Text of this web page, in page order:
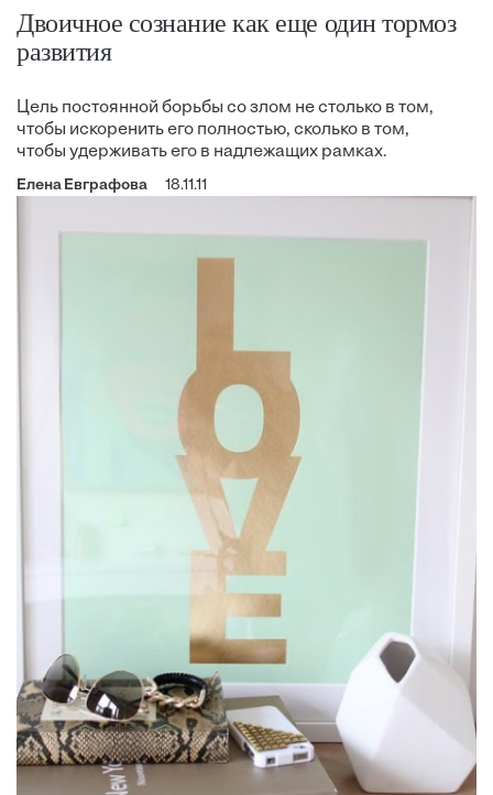
Двоичное сознание как еще один тормоз
развития
Цель постоянной борьбы со злом не столько в том,
чтобы искоренить его полностью, сколько в том,
чтобы удерживать его в надлежащих рамках.
Елена Евграфова 18.11.11